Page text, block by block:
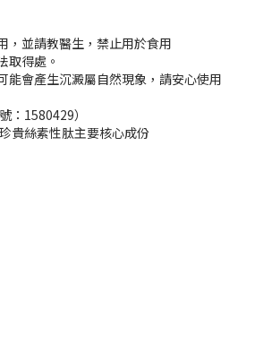
，並請教醫生，禁止用於食用
取得處。
能會產生沉澱屬自然現象，請安心使用
：1580429）
貴絲素性肽主要核心成份